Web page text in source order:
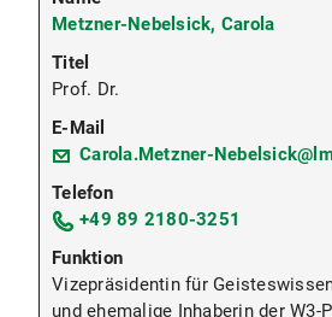
Metzner-Nebelsick, Carola
Prof. Dr.
Carola.Metzner-
+49 89 2180-3251
Vizepräsidentin für
und ehemalige Inhaberin der W3-